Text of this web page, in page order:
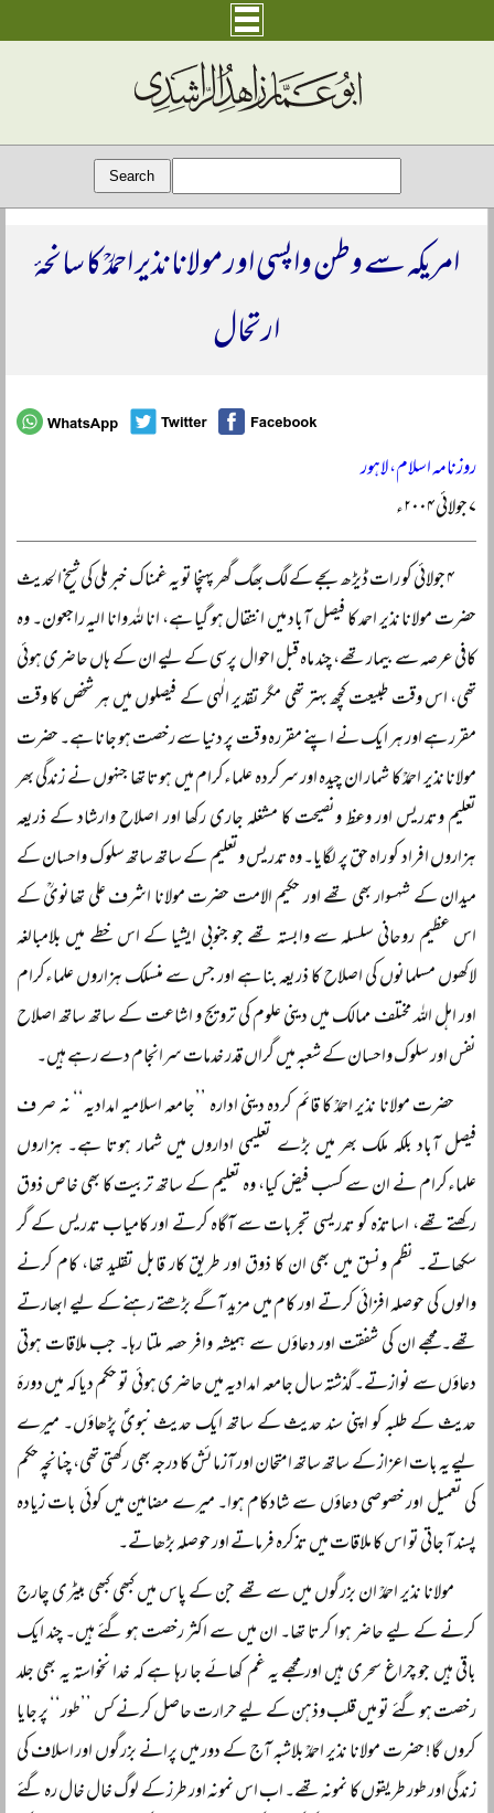
امریکہ سے وطن واپسی اور مولانا نذیر احمدؒ کا سانحۂ
ارتحال
روزنامہ اسلام، لاہور
۷ جولائی ۲۰۰۴ء
۴ جولائی کو رات ڈیڑھ بجے کے لگ بھگ گھر پہنچا تو یہ غمناک خبر ملی کی شیخ الحدیث
حضرت مولانا نذیر احمد کا فیصل آباد میں انتقال ہو گیا ہے، انا للہ وانا الیہ راجعون۔ وہ
کافی عرصہ سے بیمار تھے، چند ماہ قبل احوال پرسی کے لیے ان کے ہاں حاضری ہوئی
تھی، اس وقت طبیعت کچھ بہتر تھی مگر تقدیر الٰہی کے فیصلوں میں ہر شخص کا وقت
مقرر ہے اور ہر ایک نے اپنے مقررہ وقت پر دنیا سے رخصت ہو جانا ہے۔ حضرت
مولانا نذیر احمدؒ کا شمار ان چیدہ اور سرکردہ علماءکرام میں ہوتا تھا جنہوں نے زندگی بھر
تعلیم وتدریس اور وعظ ونصیحت کا مشغلہ جاری رکھا اور اصلاح وارشاد کے ذریعہ
ہزاروں افراد کو راہ حق پر لگایا۔ وہ تدریس وتعلیم کے ساتھ ساتھ سلوک واحسان کے
میدان کے شہسوار بھی تھے اور حکیم الامت حضرت مولانا اشرف علی تھانویؒ کے
اس عظیم روحانی سلسلہ سے وابستہ تھے جو جنوبی ایشیا کے اس خطے میں بلامبالغہ
لاکھوں مسلمانوں کی اصلاح کا ذریعہ بنا ہے اور جس سے منسلک ہزاروں علماءکرام
اور اہل اللہ مختلف ممالک میں دینی علوم کی ترویج و اشاعت کے ساتھ ساتھ اصلاح
نفس اور سلوک واحسان کے شعبہ میں گراں قدر خدمات سرانجام دے رہے ہیں۔
حضرت مولانا نذیر احمدؒ کا قائم کردہ دینی ادارہ ’’جامعہ اسلامیہ امدادیہ‘‘ نہ صر ف
فیصل آباد بلکہ ملک بھر میں بڑے تعلیمی اداروں میں شمار ہوتا ہے۔ ہزاروں
علماءکرام نے ان سے کسب فیض کیا، وہ تعلیم کے ساتھ تربیت کا بھی خاص ذوق
رکھتے تھے، اساتذہ کو تدریسی تجربات سے آگاہ کرتے اور کامیاب تدریس کے گر
سکھاتے۔ نظم ونسق میں بھی ان کا ذوق اور طریق کار قابل تقلید تھا، کام کرنے
والوں کی حوصلہ افزائی کرتے اور کام میں مزید آگے بڑھتے رہنے کے لیے ابھارتے
تھے۔ مجھے ان کی شفقت اور دعاؤں سے ہمیشہ وافر حصہ ملتا رہا۔ جب ملاقات ہوتی
دعاؤں سے نوازتے۔ گذشتہ سال جامعہ امدادیہ میں حاضری ہوئی تو حکم دیا کہ میں دورۂ
حدیث کے طلبہ کو اپنی سند حدیث کے ساتھ ایک حدیث نبویؐ پڑھاؤں۔ میرے
لیے یہ بات اعزاز کے ساتھ ساتھ امتحان اور آزمائش کا درجہ بھی رکھتی تھی، چنانچہ حکم
کی تعمیل اور خصوصی دعاؤں سے شادکام ہوا۔ میرے مضامین میں کوئی بات زیادہ
پسند آ جاتی تو اس کا ملاقات میں تذکرہ فرماتے اور حوصلہ بڑھاتے۔
مولانا نذیر احمدؒ ان بزرگوں میں سے تھے جن کے پاس میں کبھی کبھی بیٹری چارج
کرنے کے لیے حاضر ہوا کرتا تھا۔ ان میں سے اکثر رخصت ہو گئے ہیں۔ چند ایک
باقی ہیں جو چراغ سحری ہیں اور مجھے یہ غم کھائے جا رہا ہے کہ خدا نخواستہ یہ بھی جلد
رخصت ہو گئے تو میں قلب وذہن کے لیے حرارت حاصل کرنے کس ’’طور‘‘ پر جایا
کروں گا! حضرت مولانا نذیر احمدؒ بلاشبہ آج کے دور میں پرانے بزرگوں اور اسلاف کی
زندگی اور طور طریقوں کا نمونہ تھے۔ اب اس نمونہ اور طرز کے لوگ خال خال رہ گئے